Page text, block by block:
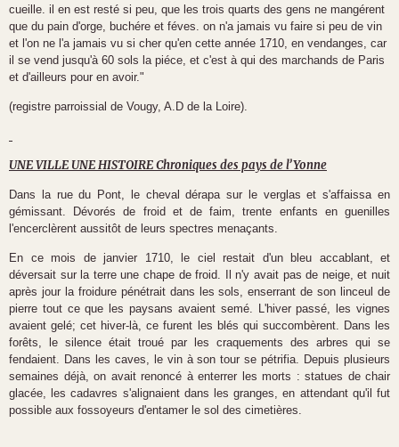
cueille. il en est resté si peu, que les trois quarts des gens ne mangérent
que du pain d'orge, buchére et féves. on n'a jamais vu faire si peu de vin
et l'on ne l'a jamais vu si cher qu'en cette année 1710, en vendanges, car
il se vend jusqu'à 60 sols la piéce, et c'est à qui des marchands de Paris
et d'ailleurs pour en avoir."
(registre parroissial de Vougy, A.D de la Loire).
UNE VILLE UNE HISTOIRE Chroniques des pays de l’Yonne
Dans la rue du Pont, le cheval dérapa sur le verglas et s'affaissa en
gémissant. Dévorés de froid et de faim, trente enfants en guenilles
l'encerclèrent aussitôt de leurs spectres menaçants.
En ce mois de janvier 1710, le ciel restait d'un bleu accablant, et
déversait sur la terre une chape de froid. Il n'y avait pas de neige, et nuit
après jour la froidure pénétrait dans les sols, enserrant de son linceul de
pierre tout ce que les paysans avaient semé. L'hiver passé, les vignes
avaient gelé; cet hiver-là, ce furent les blés qui succombèrent. Dans les
forêts, le silence était troué par les craquements des arbres qui se
fendaient. Dans les caves, le vin à son tour se pétrifia. Depuis plusieurs
semaines déjà, on avait renoncé à enterrer les morts : statues de chair
glacée, les cadavres s'alignaient dans les granges, en attendant qu'il fut
possible aux fossoyeurs d'entamer le sol des cimetières.